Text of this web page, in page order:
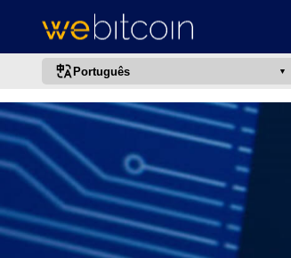
Português
português (BR)
español
français
italiano
deutsch